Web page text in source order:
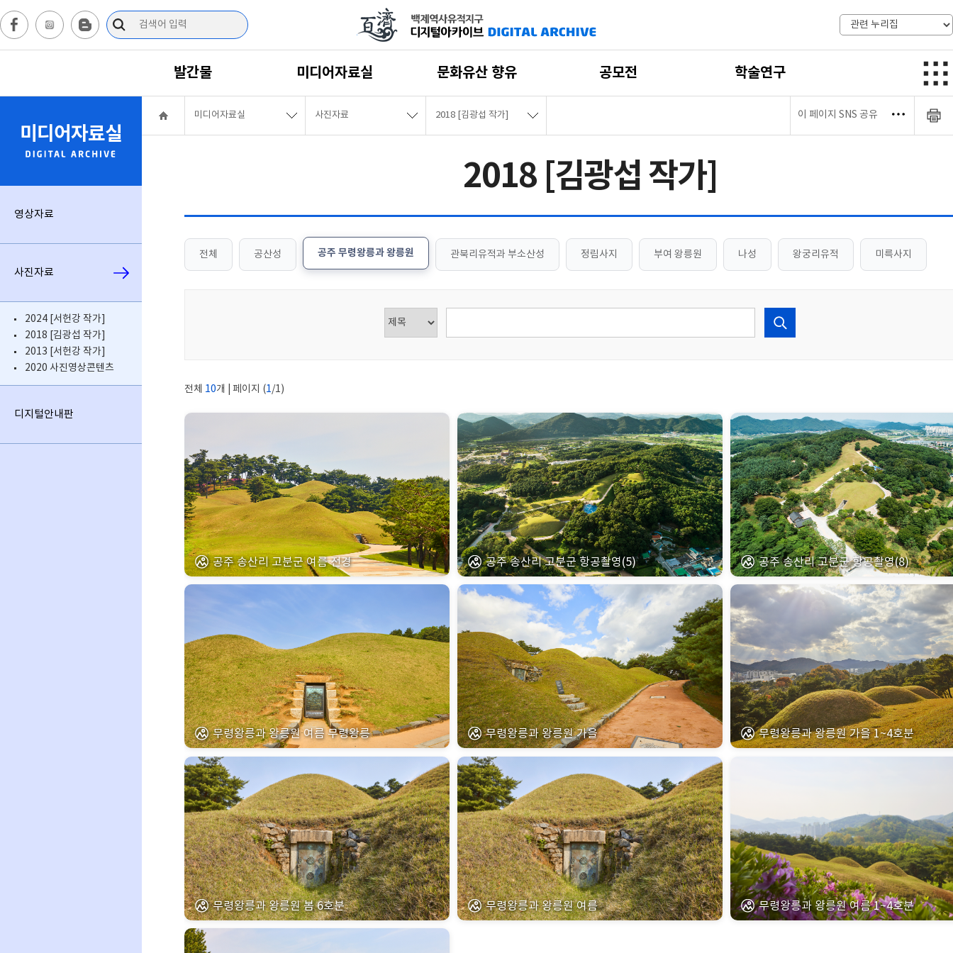
발간물 미디어자료실 문화유산 향유 공모전 학술연구
미디어자료실
영상자료
사진자료
2024 [서헌강 작가]
2018 [김광섭 작가]
2013 [서헌강 작가]
2020 사진영상콘텐츠
디지털안내판
미디어자료실 사진자료 2018 [김광섭 작가] 이 페이지 SNS 공유
2018 [김광섭 작가]
전체 공산성 공주 무령왕릉과 왕릉원 관북리유적과 부소산성 정림사지 부여 왕릉원 나성 왕궁리유적 미륵사지
전체 10개 | 페이지 (1/1)
공주 송산리 고분군 여름 전경 공주 송산리 고분군 항공촬영(5) 공주 송산리 고분군 항공촬영(8)
무령왕릉과 왕릉원 여름 무령왕릉 무령왕릉과 왕릉원 가을 무령왕릉과 왕릉원 가을 1~4호분
무령왕릉과 왕릉원 봄 6호분 무령왕릉과 왕릉원 여름 무령왕릉과 왕릉원 여름 1~4호분